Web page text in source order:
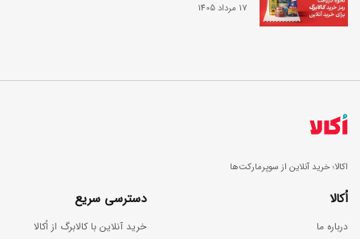
17 مرداد 1405
اکالا؛ خرید آنلاین از سوپرمارکت‌ها
اُکالا
درباره ما
دسترسی سریع
خرید آنلاین با کالابرگ از اُکالا